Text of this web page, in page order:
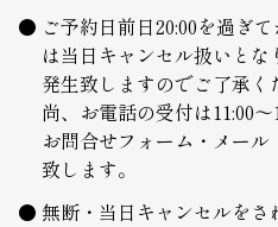
ご予約日前日20:00を過ぎ
は当日キャンセル扱いとな
発生致しますのでご了承く
尚、お電話の受付は11:00
お問合せフォーム・メー
致します。
無断・当日キャンセルを